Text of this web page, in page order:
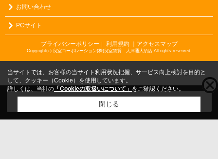
お問い合わせ
PCサイト
プライバシーポリシー 利用規約 ｜アクセスマップ
Copyright(c) 良室コーポレーション(株)良室賃貸 大津通大須店 All rights reserved.
こちらの物件をご覧の方にお勧めな物件
当サイトでは、お客様の当サイト利用状況把握、サービス向上検討を目的と
して、クッキー（Cookie）を使用しています。
詳しくは、当社の 「Cookieの取扱いについて」 をご確認ください。
閉じる